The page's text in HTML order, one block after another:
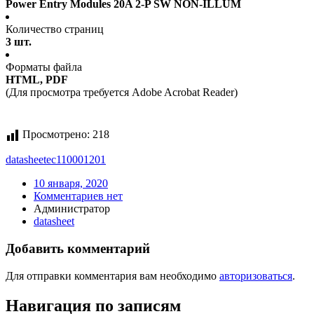
Power Entry Modules 20A 2-P SW NON-ILLUM
Количество страниц
3 шт.
Форматы файла
HTML, PDF
(Для просмотра требуется Adobe Acrobat Reader)
Просмотрено: 218
datasheetec110001201
10 января, 2020
Комментариев нет
Администратор
datasheet
Добавить комментарий
Для отправки комментария вам необходимо авторизоваться.
Навигация по записям